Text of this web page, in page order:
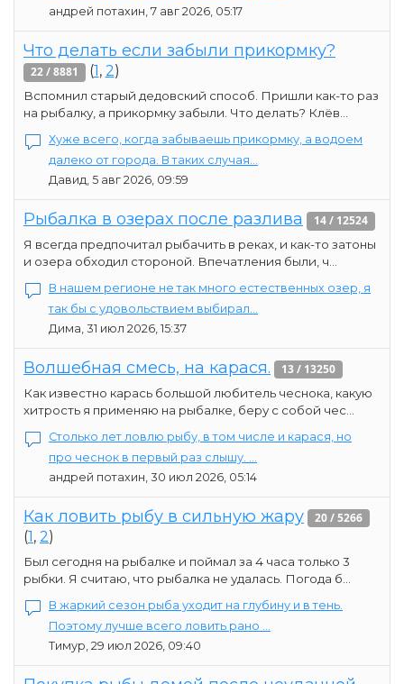
андрей потахин, 7 авг 2026, 05:17
Что делать если забыли прикормку?
22 / 8881 (1 , 2)
Вспомнил старый дедовский способ. Пришли как-то раз
на рыбалку, а прикормку забыли. Что делать? Клёв...
Хуже всего, когда забываешь прикормку, а водоем
далеко от города. В таких случая...
Давид, 5 авг 2026, 09:59
Рыбалка в озерах после разлива 14 / 12524
Я всегда предпочитал рыбачить в реках, и как-то затоны
и озера обходил стороной. Впечатления были, ч...
В нашем регионе не так много естественных озер, я
так бы с удовольствием выбирал...
Дима, 31 июл 2026, 15:37
Волшебная смесь, на карася. 13 / 13250
Как известно карась большой любитель чеснока, какую
хитрость я применяю на рыбалке, беру с собой чес...
Столько лет ловлю рыбу, в том числе и карася, но
про чеснок в первый раз слышу. ...
андрей потахин, 30 июл 2026, 05:14
Как ловить рыбу в сильную жару 20 / 5266
(1 , 2)
Был сегодня на рыбалке и поймал за 4 часа только 3
рыбки. Я считаю, что рыбалка не удалась. Погода б...
В жаркий сезон рыба уходит на глубину и в тень.
Поэтому лучше всего ловить рано ...
Тимур, 29 июл 2026, 09:40